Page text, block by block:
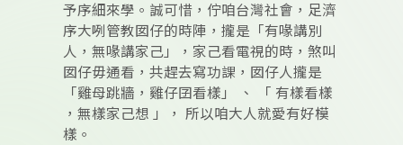
予序細來學。誠可惜，佇咱台灣社會，足濟
序大咧管教囡仔的時陣，攏是「有喙講別
人，無喙講家己」，家己看電視的時，煞叫
囡仔毋通看，共趕去寫功課，囡仔人攏是
「雞母跳牆，雞仔囝看樣」 、 「 有樣看樣
，無樣家己想 」， 所以咱大人就愛有好模
樣。